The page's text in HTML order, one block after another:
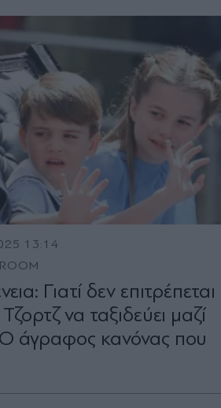
13:14
Γιατί δεν επιτρέπεται
να ταξιδεύει μαζί
άγραφος κανόνας που